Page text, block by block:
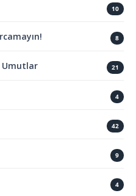
10
8
Umutlar 21
4
42
9
4